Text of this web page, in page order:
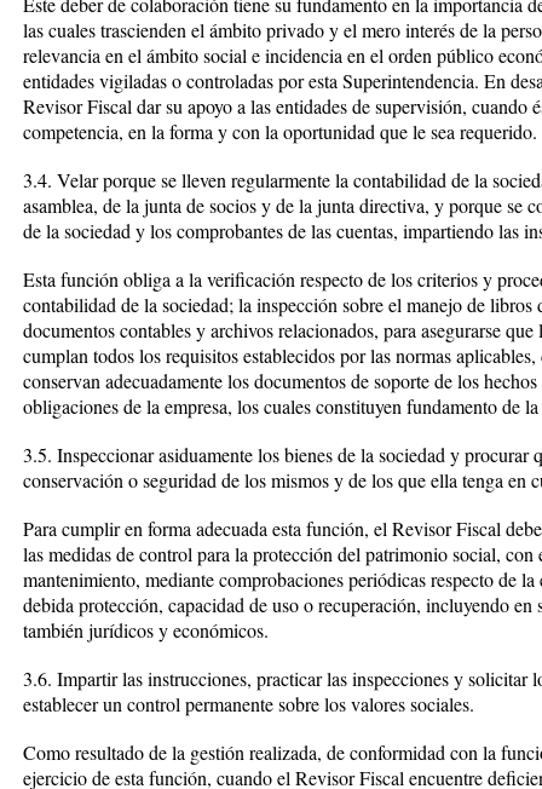
las cuales trascienden el ámbito privado y el mero interés de la
relevancia en el ámbito social e incidencia en el orden público
entidades vigiladas o controladas por esta Superintendencia. En
Revisor Fiscal dar su apoyo a las entidades de supervisión, cuando
competencia, en la forma y con la oportunidad que le sea requerido.
3.4. Velar porque se lleven regularmente la contabilidad de la
asamblea, de la junta de socios y de la junta directiva, y porque se
de la sociedad y los comprobantes de las cuentas, impartiendo las
Esta función obliga a la verificación respecto de los criterios y
contabilidad de la sociedad; la inspección sobre el manejo de
documentos contables y archivos relacionados, para asegurarse
cumplan todos los requisitos establecidos por las normas
conservan adecuadamente los documentos de soporte de los
obligaciones de la empresa, los cuales constituyen fundamento de
3.5. Inspeccionar asiduamente los bienes de la sociedad y procurar
conservación o seguridad de los mismos y de los que ella tenga en
Para cumplir en forma adecuada esta función, el Revisor Fiscal
las medidas de control para la protección del patrimonio social,
mantenimiento, mediante comprobaciones periódicas respecto de
debida protección, capacidad de uso o recuperación, incluyendo
también jurídicos y económicos.
3.6. Impartir las instrucciones, practicar las inspecciones y solicitar
establecer un control permanente sobre los valores sociales.
Como resultado de la gestión realizada, de conformidad con la
ejercicio de esta función, cuando el Revisor Fiscal encuentre